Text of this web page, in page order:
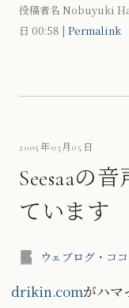
投稿者名 Nobuyuki
日 00:58 | Permalink
2005年03月05日
Seesaaの
ています
ウェブログ・コ
drikin.comがハマ